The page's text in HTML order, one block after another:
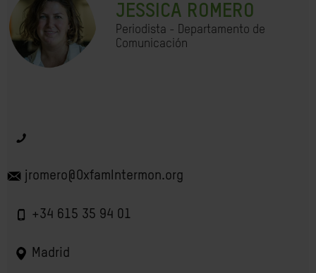
JESSICA ROMERO
Periodista - Departamento de
Comunicación
jromero@OxfamIntermon.org
+34 615 35 94 01
Madrid